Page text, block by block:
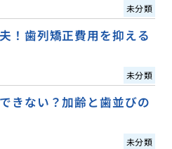
未分類
！歯列矯正費用を抑える
未分類
きない？加齢と歯並びの
未分類